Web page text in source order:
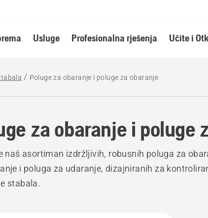
Usluge Profesionalna rješenja Učite i
Poluge za obaranje i poluge za obaranje
za obaranje i poluge
naš asortiman izdržljivih, robusnih poluga za
i poluga za udaranje, dizajniranih za
stabala.